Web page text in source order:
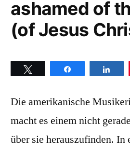
ashamed of
(of Jesus
Die amerikanische
macht es einem nicht
über sie herauszufinden. In